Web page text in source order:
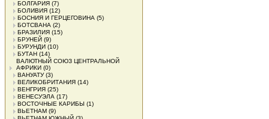
БОЛГАРИЯ (7)
БОЛИВИЯ (12)
БОСНИЯ И ГЕРЦЕГОВИНА (5)
БОТСВАНА (2)
БРАЗИЛИЯ (15)
БРУНЕЙ (9)
БУРУНДИ (10)
БУТАН (14)
ВАЛЮТНЫЙ СОЮЗ ЦЕНТРАЛЬНОЙ
АФРИКИ (0)
ВАНУАТУ(3)
ВЕЛИКОБРИТАНИЯ (14)
ВЕНГРИЯ (25)
ВЕНЕСУЭЛА (17)
ВОСТОЧНЫЕ КАРИБЫ (1)
ВЬЕТНАМ (9)